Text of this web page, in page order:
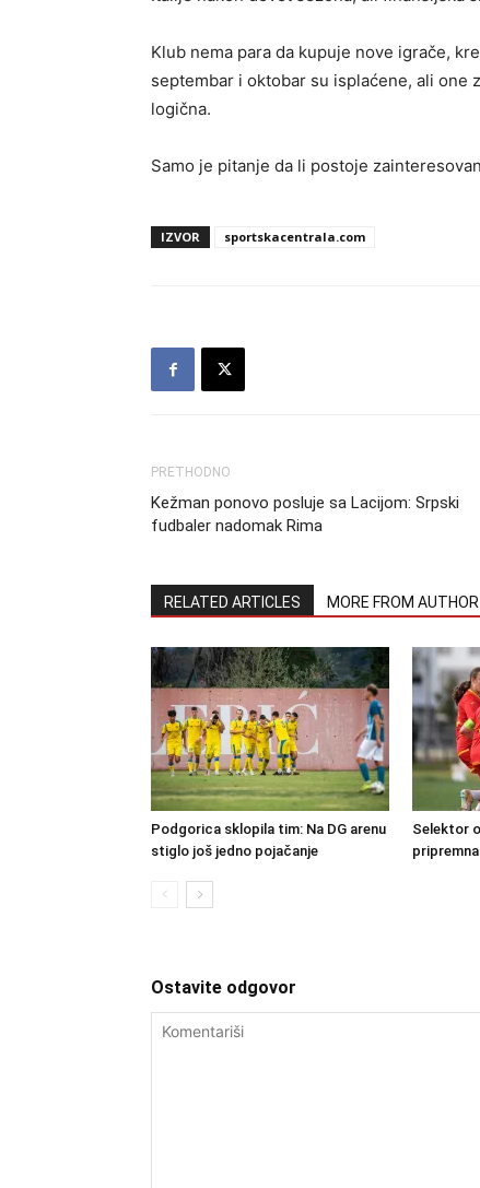
Klub nema para da kupuje nove igrače,
septembar i oktobar su isplaćene, ali one
logična.
Samo je pitanje da li postoje
IZVOR sportskacentrala.com
PRETHODNO
Kežman ponovo posluje sa Lacijom: Srpski
fudbaler nadomak Rima
RELATED ARTICLES MORE FROM AUTHOR
Podgorica sklopila tim: Na DG arenu
stiglo još jedno pojačanje
Selektor
Ostavite odgovor